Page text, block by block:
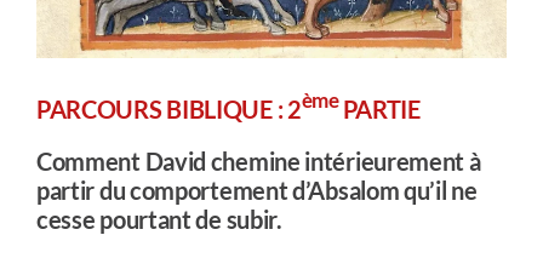
PARCOURS BIBLIQUE : 2ème PARTIE
Comment David chemine intérieurement à
partir du comportement d’Absalom qu’il ne
cesse pourtant de subir.